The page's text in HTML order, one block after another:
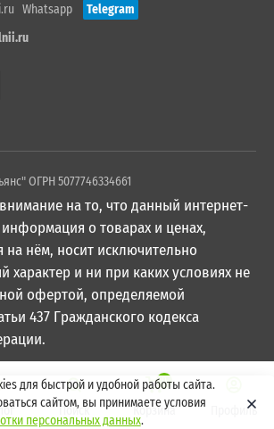
Whatsapp
Telegram
ОГРН 5077746334661
на то, что данный интернет-
информация о товарах и ценах,
на нём, носит исключительно
и ни при каких условиях не
офертой, определяемой
437 Гражданского кодекса
для быстрой и удобной работы сайта.
сайтом, вы принимаете условия
персональных данных.
Поиск
0
Корзина Профиль